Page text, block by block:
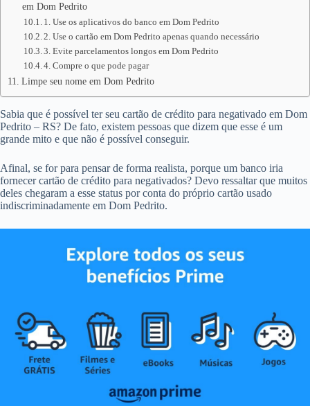
em Dom Pedrito
1. Use os aplicativos do banco em Dom Pedrito
2. Use o cartão em Dom Pedrito apenas quando necessário
3. Evite parcelamentos longos em Dom Pedrito
4. Compre o que pode pagar
Limpe seu nome em Dom Pedrito
Sabia que é possível ter seu cartão de crédito para negativado em Dom
Pedrito – RS? De fato, existem pessoas que dizem que esse é um
grande mito e que não é possível conseguir.
Afinal, se for para pensar de forma realista, porque um banco iria
fornecer cartão de crédito para negativados? Devo ressaltar que muitos
deles chegaram a esse status por conta do próprio cartão usado
indiscriminadamente em Dom Pedrito.